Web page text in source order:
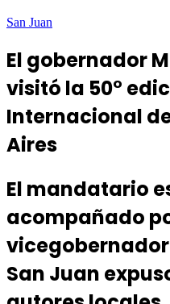
San Juan
El gobernador
visitó la 50°
Internacional
Aires
El mandatario
acompañado
San Juan